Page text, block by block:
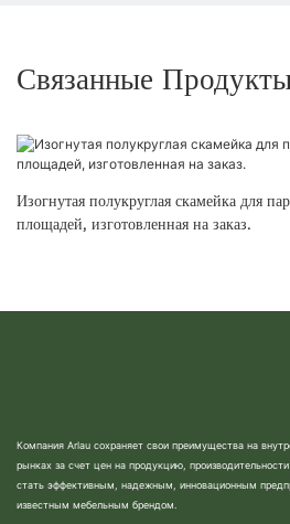
Связанные
Изогнутая полукруглая скамейка для
площадей, изготовленная на заказ.
Компания Arlau сохраняет свои преимущества на
рынках за счет цен на продукцию,
стать эффективным, надежным, инновационным
известным мебельным брендом.